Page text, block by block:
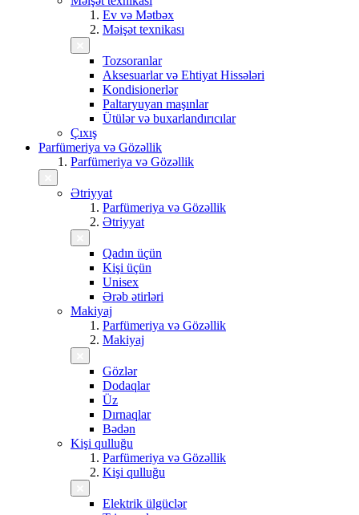
Ev və Mətbəx
Məişət texnikası
Tozsoranlar
Aksesuarlar və Ehtiyat Hissələri
Kondisionerlər
Paltaryuyan maşınlar
Ütülər və buxarlandırıcılar
Çıxış
Parfümeriya və Gözəllik
Parfümeriya və Gözəllik
Ətriyyat
Parfümeriya və Gözəllik
Ətriyyat
Qadın üçün
Kişi üçün
Unisex
Ərəb ətirləri
Makiyaj
Parfümeriya və Gözəllik
Makiyaj
Gözlər
Dodaqlar
Üz
Dırnaqlar
Bədən
Kişi qulluğu
Parfümeriya və Gözəllik
Kişi qulluğu
Elektrik ülgüclər